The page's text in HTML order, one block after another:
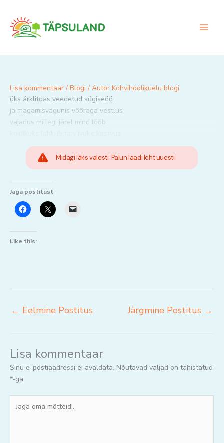
content
Lisa kommentaar / Blogi / Autor Kohvihoolikuelu blogi
üks ärklitoas veedetud sügiseöö
ja magamisvagunis võõraga vestlus
vajadus millegi järel mind lööb
Midagi läks valesti. Palun laadi leht uuesti.
Jaga postitust
Like this:
← Eelmine Postitus Järgmine Postitus →
Lisa kommentaar
Sinu e-postiaadressi ei avaldata. Nõutavad väljad on tähistatud
*-ga
oma